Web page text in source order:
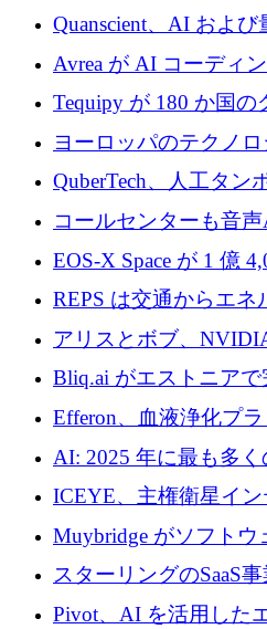
を拡大するためにシリ
を調達
Quanscient、AI およ
ドウェア エンジニア
1,000 万ユーロを調達
Avrea が AI コーディ
明するために 470 万
ら浮上
Tequipy が 180 か国
動化するために 300
ヨーロッパのテクノ
る: イノベーション リ
Luxembourg 2026 に
QuberTech、人工タン
ゴムを開発するために
コールセンターも音
EOS-X Space が 1 億
Mistral が Emmi AI を
での完全無人道路運営
REPS は交通からエ
を発電所に変えるため
アリスとボブ、
らの投資でシリーズ B
Bliq.ai がエストニア
認を獲得
Efferon、血液浄化プ
250万ユーロを確保
AI: 2025 年に最も多
ICEYE、主権衛星イ
るために 3 億ユーロ
Muybridge がソフト
ラ テクノロジーを拡
で 1,600 万ドルを調達
スターリングのSaaS
グループ利益は減少
Pivot、AI を活用した